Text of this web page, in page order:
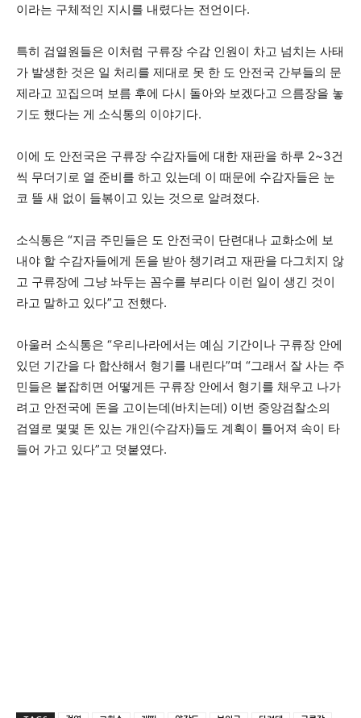
이라는 구체적인 지시를 내렸다는 전언이다.
특히 검열원들은 이처럼 구류장 수감 인원이 차고 넘치는 사태
가 발생한 것은 일 처리를 제대로 못 한 도 안전국 간부들의 문
제라고 꼬집으며 보름 후에 다시 돌아와 보겠다고 으름장을 놓
기도 했다는 게 소식통의 이야기다.
이에 도 안전국은 구류장 수감자들에 대한 재판을 하루 2~3건
씩 무더기로 열 준비를 하고 있는데 이 때문에 수감자들은 눈
코 뜰 새 없이 들볶이고 있는 것으로 알려졌다.
소식통은 “지금 주민들은 도 안전국이 단련대나 교화소에 보
내야 할 수감자들에게 돈을 받아 챙기려고 재판을 다그치지 않
고 구류장에 그냥 놔두는 꼼수를 부리다 이런 일이 생긴 것이
라고 말하고 있다”고 전했다.
아울러 소식통은 “우리나라에서는 예심 기간이나 구류장 안에
있던 기간을 다 합산해서 형기를 내린다”며 “그래서 잘 사는 주
민들은 붙잡히면 어떻게든 구류장 안에서 형기를 채우고 나가
려고 안전국에 돈을 고이는데(바치는데) 이번 중앙검찰소의
검열로 몇몇 돈 있는 개인(수감자)들도 계획이 틀어져 속이 타
들어 가고 있다”고 덧붙였다.